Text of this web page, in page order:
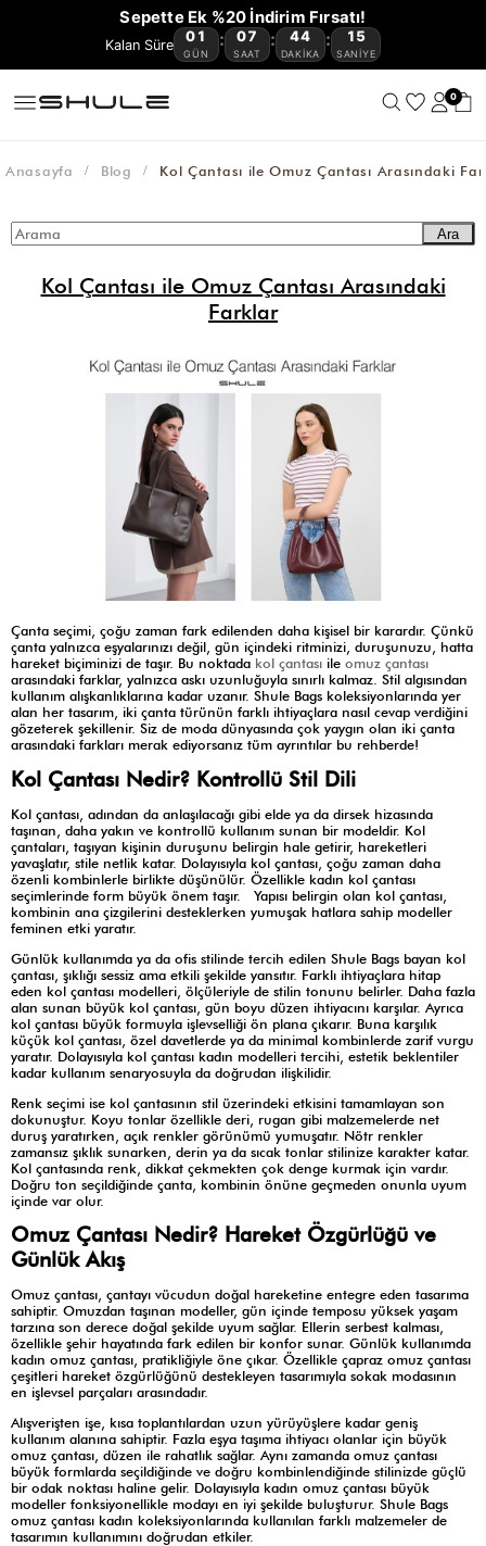
Sepette Ek %20 İndirim Fırsatı!
01
GÜN
: 07
SAAT
: 44
DAKIKA
: 15
SANIYE
0
KARTLIKLAR
AVANTAJLI
Anasayfa Blog Kol Çantası ile Omuz Çantası Arasındaki
Ara
Kol Çantası ile Omuz Çantası Arasındaki
Farklar
Çanta seçimi, çoğu zaman fark edilenden daha kişisel bir karardır. Çünkü
çanta yalnızca eşyalarınızı değil, gün içindeki ritminizi, duruşunuzu, hatta
hareket biçiminizi de taşır. Bu noktada kol çantası ile omuz çantası
arasındaki farklar, yalnızca askı uzunluğuyla sınırlı kalmaz. Stil algısından
kullanım alışkanlıklarına kadar uzanır. Shule Bags koleksiyonlarında yer
alan her tasarım, iki çanta türünün farklı ihtiyaçlara nasıl cevap verdiğini
gözeterek şekillenir. Siz de moda dünyasında çok yaygın olan iki çanta
arasındaki farkları merak ediyorsanız tüm ayrıntılar bu rehberde!
Kol Çantası Nedir? Kontrollü Stil Dili
Kol çantası, adından da anlaşılacağı gibi elde ya da dirsek hizasında
taşınan, daha yakın ve kontrollü kullanım sunan bir modeldir. Kol
çantaları, taşıyan kişinin duruşunu belirgin hale getirir, hareketleri
yavaşlatır, stile netlik katar. Dolayısıyla kol çantası, çoğu zaman daha
özenli kombinlerle birlikte düşünülür. Özellikle kadın kol çantası
seçimlerinde form büyük önem taşır. Yapısı belirgin olan kol çantası,
kombinin ana çizgilerini desteklerken yumuşak hatlara sahip modeller
feminen etki yaratır.
Günlük kullanımda ya da ofis stilinde tercih edilen Shule Bags bayan kol
çantası, şıklığı sessiz ama etkili şekilde yansıtır. Farklı ihtiyaçlara hitap
eden kol çantası modelleri, ölçüleriyle de stilin tonunu belirler. Daha fazla
alan sunan büyük kol çantası, gün boyu düzen ihtiyacını karşılar. Ayrıca
kol çantası büyük formuyla işlevselliği ön plana çıkarır. Buna karşılık
küçük kol çantası, özel davetlerde ya da minimal kombinlerde zarif vurgu
yaratır. Dolayısıyla kol çantası kadın modelleri tercihi, estetik beklentiler
kadar kullanım senaryosuyla da doğrudan ilişkilidir.
Renk seçimi ise kol çantasının stil üzerindeki etkisini tamamlayan son
dokunuştur. Koyu tonlar özellikle deri, rugan gibi malzemelerde net
duruş yaratırken, açık renkler görünümü yumuşatır. Nötr renkler
zamansız şıklık sunarken, derin ya da sıcak tonlar stilinize karakter katar.
Kol çantasında renk, dikkat çekmekten çok denge kurmak için vardır.
Doğru ton seçildiğinde çanta, kombinin önüne geçmeden onunla uyum
içinde var olur.
Omuz Çantası Nedir? Hareket Özgürlüğü ve
Günlük Akış
Omuz çantası, çantayı vücudun doğal hareketine entegre eden tasarıma
sahiptir. Omuzdan taşınan modeller, gün içinde temposu yüksek yaşam
tarzına son derece doğal şekilde uyum sağlar. Ellerin serbest kalması,
özellikle şehir hayatında fark edilen bir konfor sunar. Günlük kullanımda
kadın omuz çantası, pratikliğiyle öne çıkar. Özellikle çapraz omuz çantası
çeşitleri hareket özgürlüğünü destekleyen tasarımıyla sokak modasının
en işlevsel parçaları arasındadır.
Alışverişten işe, kısa toplantılardan uzun yürüyüşlere kadar geniş
kullanım alanına sahiptir. Fazla eşya taşıma ihtiyacı olanlar için büyük
omuz çantası, düzen ile rahatlık sağlar. Aynı zamanda omuz çantası
büyük formlarda seçildiğinde ve doğru kombinlendiğinde stilinizde güçlü
bir odak noktası haline gelir. Dolayısıyla kadın omuz çantası büyük
modeller fonksiyonellikle modayı en iyi şekilde buluşturur. Shule Bags
omuz çantası kadın koleksiyonlarında kullanılan farklı malzemeler de
tasarımın kullanımını doğrudan etkiler.